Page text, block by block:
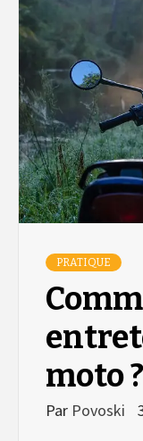
PRATIQUE
moto ?
Par Povoski